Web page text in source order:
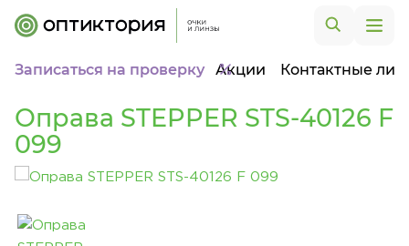
Записаться на проверку Акции Контактные
Оправа STEPPER STS-40126 F
099